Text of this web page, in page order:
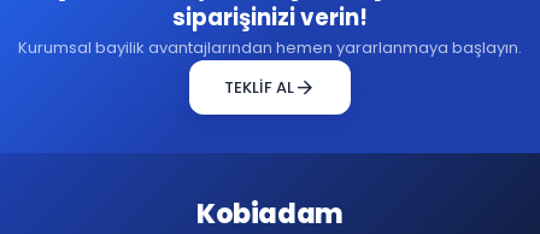
siparişinizi verin!
Kurumsal bayilik avantajlarından hemen yararlanmaya başlayın.
TEKLİF ALarrow_forward
Kobiadam